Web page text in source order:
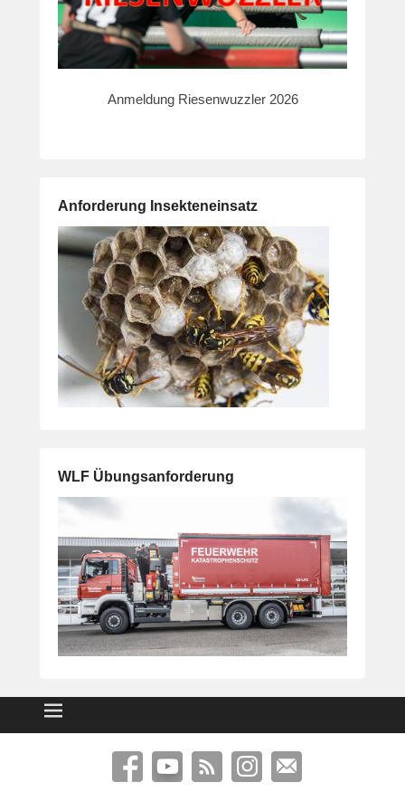
Anmeldung Riesenwuzzler 2026
Anforderung Insekteneinsatz
WLF Übungsanforderung